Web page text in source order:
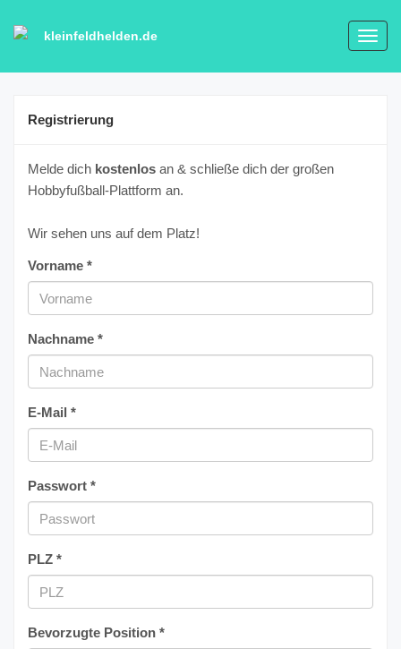
kleinfeldhelden.de
Registrierung
Melde dich kostenlos an & schließe dich der großen
Hobbyfußball-Plattform an.
Wir sehen uns auf dem Platz!
Vorname *
Nachname *
E-Mail *
Passwort *
PLZ *
Bevorzugte Position *